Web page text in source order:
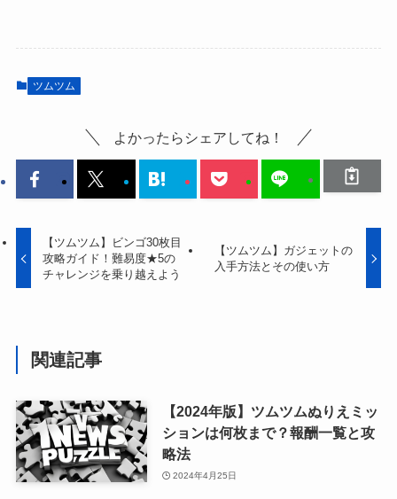
ツムツム
よかったらシェアしてね！
【ツムツム】ビンゴ30枚目
攻略ガイド！難易度★5の
チャレンジを乗り越えよう
【ツムツム】ガジェットの
入手方法とその使い方
関連記事
【2024年版】ツムツムぬりえミッ
ションは何枚まで？報酬一覧と攻
略法
2024年4月25日